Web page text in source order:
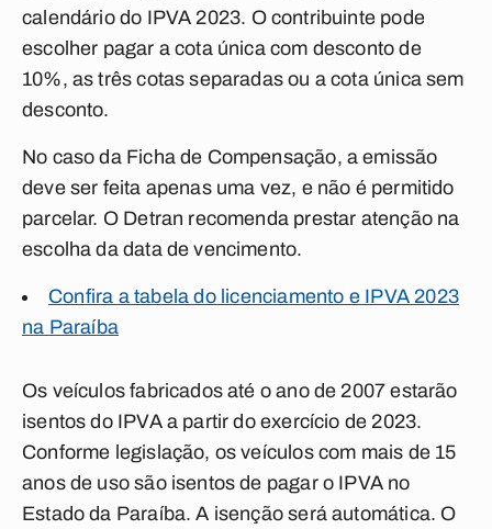
calendário do IPVA 2023. O contribuinte pode
escolher pagar a cota única com desconto de
10%, as três cotas separadas ou a cota única sem
desconto.
No caso da Ficha de Compensação, a emissão
deve ser feita apenas uma vez, e não é permitido
parcelar. O Detran recomenda prestar atenção na
escolha da data de vencimento.
Confira a tabela do licenciamento e IPVA 2023
na Paraíba
Os veículos fabricados até o ano de 2007 estarão
isentos do IPVA a partir do exercício de 2023.
Conforme legislação, os veículos com mais de 15
anos de uso são isentos de pagar o IPVA no
Estado da Paraíba. A isenção será automática. O